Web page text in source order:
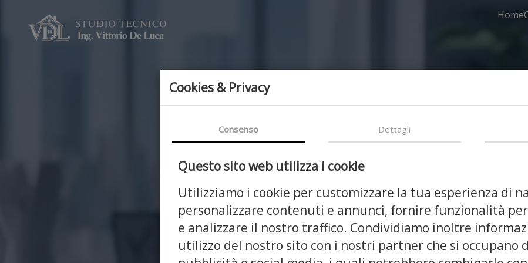
Home
Cookies & Privacy
Consenso Dettagli
Questo sito web utilizza i cookie
Utilizziamo i cookie per customizzare la tua esperienza di
personalizzare contenuti e annunci, fornire funzionalità
e analizzare il nostro traffico. Condividiamo inoltre
utilizzo del nostro sito con i nostri partner che si occupano